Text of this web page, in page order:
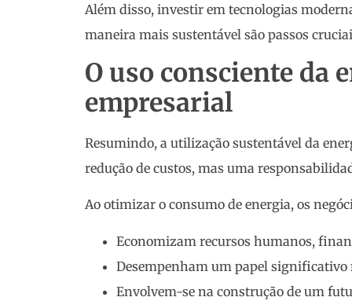
Além disso, investir em tecnologias
maneira mais sustentável são passos
O uso consciente da
empresarial
Resumindo, a utilização sustentável da
redução de custos, mas uma
Ao otimizar o consumo de energia, os
Economizam recursos humanos,
Desempenham um papel
Envolvem-se na construção de um